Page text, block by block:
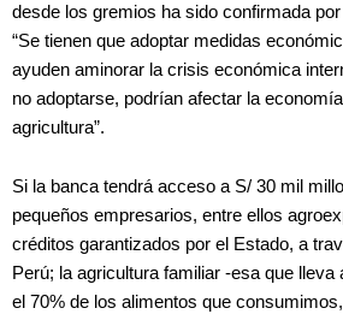
desde los gremios ha sido confirmada
“Se tienen que adoptar medidas
ayuden aminorar la crisis económica
no adoptarse, podrían afectar la
agricultura”.
Si la banca tendrá acceso a S/ 30 mil
pequeños empresarios, entre ellos
créditos garantizados por el Estado, a
Perú; la agricultura familiar -esa que
el 70% de los alimentos que